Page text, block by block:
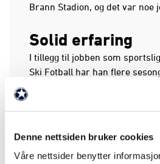
Denne nettsiden bruker cookies
Våre nettsider benytter
Brann Stadion, og det var noe
Solid erfaring
I tillegg til jobben som
Ski Fotball har han flere
Toppserien. Før han kom til
som hovedtrener i LSK
tidligere hadde vært